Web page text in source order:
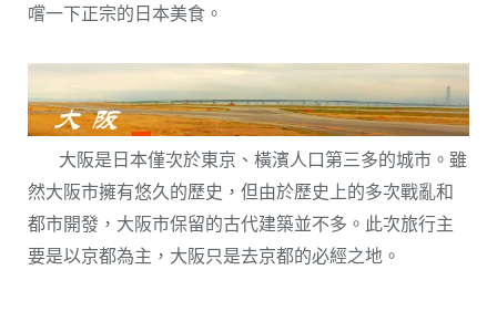
嚐一下正宗的日本美食。
大阪是日本僅次於東京、橫濱人口第三多的城市。雖
然大阪市擁有悠久的歷史，但由於歷史上的多次戰亂和
都市開發，大阪市保留的古代建築並不多。此次旅行主
要是以京都為主，大阪只是去京都的必經之地。